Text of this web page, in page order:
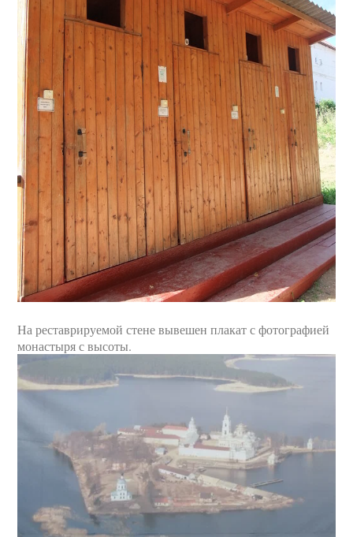
На реставрируемой стене вывешен плакат с фотографией
монастыря с высоты.